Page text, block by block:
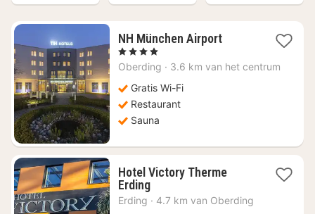
NH München Airport1
vanaf
, 4 Sterren
Oberding · 3.6 km van het centrum
Gratis Wi-Fi
Restaurant
Sauna
Hotel Victory Therme
Erding1
nacht
Erding · 4.7 km van Oberding